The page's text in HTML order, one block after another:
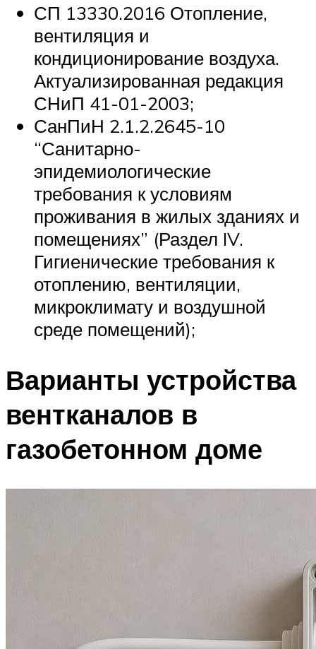
СП 13330.2016 Отопление,
вентиляция и
кондиционирование воздуха.
Актуализированная редакция
СНиП 41-01-2003;
СанПиН 2.1.2.2645-10
“Санитарно-
эпидемиологические
требования к условиям
проживания в жилых зданиях и
помещениях” (Раздел IV.
Гигиенические требования к
отоплению, вентиляции,
микроклимату и воздушной
среде помещений);
Варианты устройства
вентканалов в
газобетонном доме